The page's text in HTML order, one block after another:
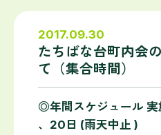
2017.09.30
たちばな台町内会
て（集合時間）
◎年間スケジュール 実
、20日 (雨天中止 )